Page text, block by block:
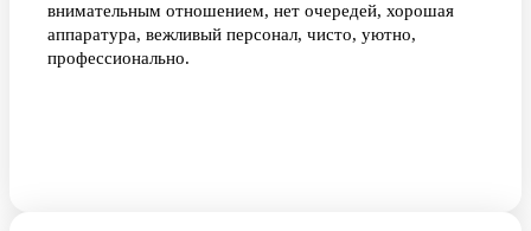
внимательным отношением, нет очередей, хорошая
аппаратура, вежливый персонал, чисто, уютно,
профессионально.